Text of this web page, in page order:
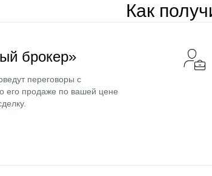
Как
брокер»
переговоры с
его продаже по вашей цене